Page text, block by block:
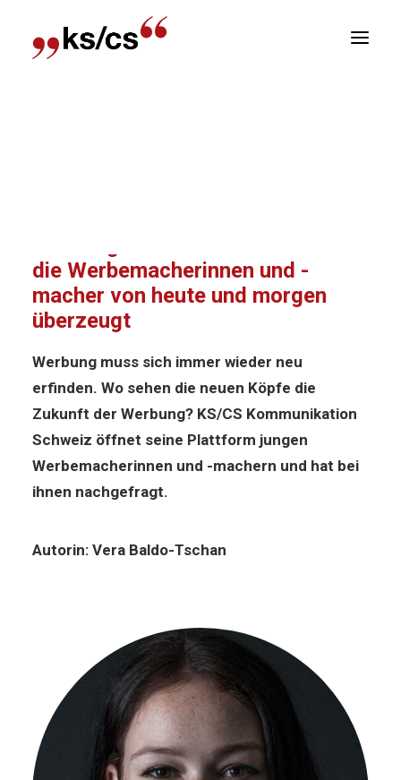
die Werbemacherinnen und -
macher von heute und morgen
überzeugt
Werbung muss sich immer wieder neu
erfinden. Wo sehen die neuen Köpfe die
Zukunft der Werbung? KS/CS Kommunikation
Schweiz öffnet seine Plattform jungen
Werbemacherinnen und -machern und hat bei
ihnen nachgefragt.
Autorin: Vera Baldo-Tschan